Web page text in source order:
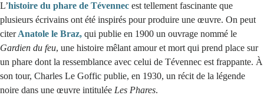
L’histoire du phare de Tévennec est tellement fascinante que
plusieurs écrivains ont été inspirés pour produire une œuvre. On peut
citerAnatole le Braz, qui publie en 1900 un ouvrage nommé le
Gardien du feu, une histoire mêlant amour et mort qui prend place sur
un phare dont la ressemblance avec celui de Tévennec est frappante. À
son tour, Charles Le Goffic publie, en 1930, un récit de la légende
noire dans une œuvre intitulée Les Phares.